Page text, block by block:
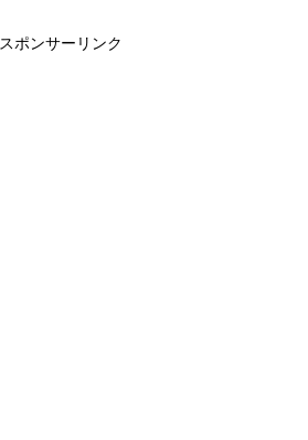
スポンサーリンク